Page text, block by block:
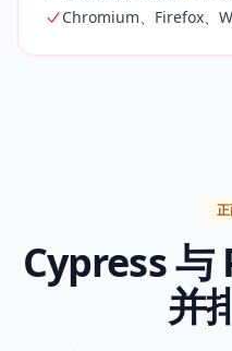
Chromium、Firefox、
Cypress
并